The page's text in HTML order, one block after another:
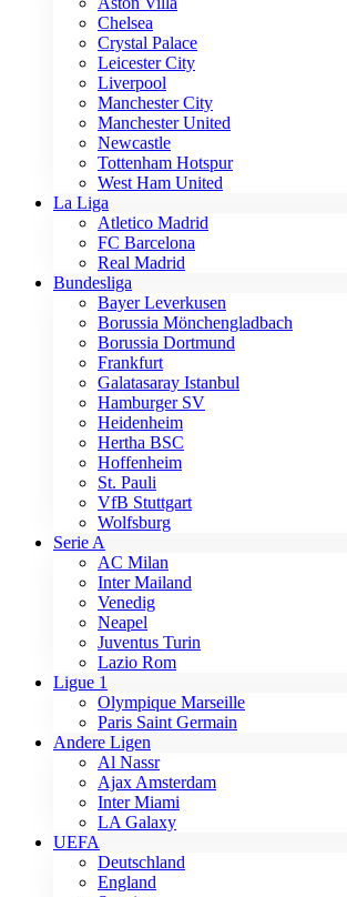
Chelsea
Crystal Palace
Leicester City
Liverpool
Manchester City
Manchester United
Newcastle
Tottenham Hotspur
West Ham United
La Liga
Atletico Madrid
FC Barcelona
Real Madrid
Bundesliga
Bayer Leverkusen
Borussia Mönchengladbach
Borussia Dortmund
Frankfurt
Galatasaray Istanbul
Hamburger SV
Heidenheim
Hertha BSC
Hoffenheim
St. Pauli
VfB Stuttgart
Wolfsburg
Serie A
AC Milan
Inter Mailand
Venedig
Neapel
Juventus Turin
Lazio Rom
Ligue 1
Olympique Marseille
Paris Saint Germain
Andere Ligen
Al Nassr
Ajax Amsterdam
Inter Miami
LA Galaxy
UEFA
Deutschland
England